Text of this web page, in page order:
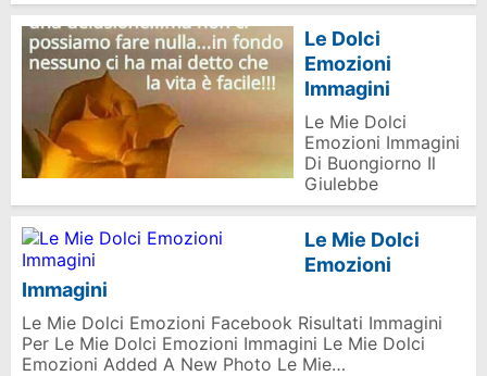
Le Dolci
Emozioni
Immagini
Le Mie Dolci
Emozioni Immagini
Di Buongiorno Il
Giulebbe
Le Mie Dolci
Emozioni
Immagini
Le Mie Dolci Emozioni Facebook Risultati Immagini
Per Le Mie Dolci Emozioni Immagini Le Mie Dolci
Emozioni Added A New Photo Le Mie…